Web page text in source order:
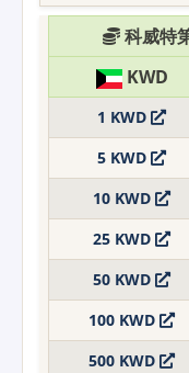
科威特
KWD
1 KWD
5 KWD
10 KWD
25 KWD
50 KWD
100 KWD
500 KWD